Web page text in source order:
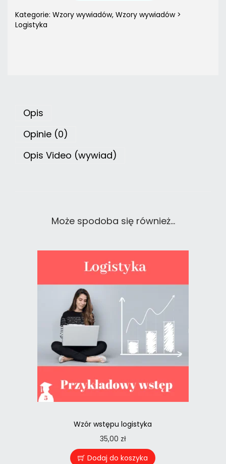
Kategorie: Wzory wywiadów, Wzory wywiadów >
Logistyka
Opis
Opinie (0)
Opis Video (wywiad)
Może spodoba się również…
Wzór wstępu logistyka
35,00 zł
Dodaj do koszyka